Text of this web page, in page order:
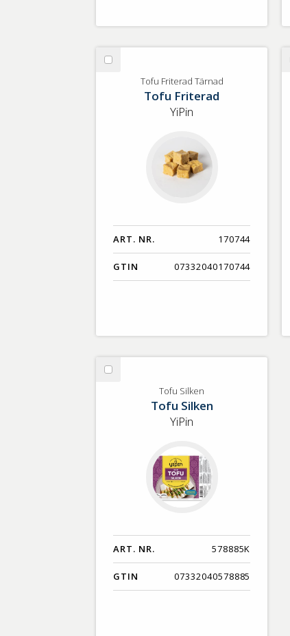
Välj
Friterad
Tofu Friterad Tärnad
Tofu Friterad
YiPin
ART. NR. 170744
GTIN 07332040170744
Välj
Tofu Silken
Tofu Silken
YiPin
ART. NR. 578885K
GTIN 07332040578885